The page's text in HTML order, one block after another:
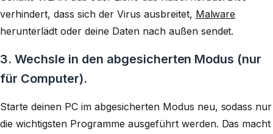
verhindert, dass sich der Virus ausbreitet, Malware
herunterlädt oder deine Daten nach außen sendet.
3. Wechsle in den abgesicherten Modus (nur
für Computer).
Starte deinen PC im abgesicherten Modus neu, sodass nur
die wichtigsten Programme ausgeführt werden. Das macht